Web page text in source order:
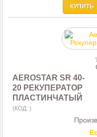
КУПИТЬ
AEROSTAR SR 40-
20 РЕКУПЕРАТОР
ПЛАСТИНЧАТЫЙ
(КОД: )